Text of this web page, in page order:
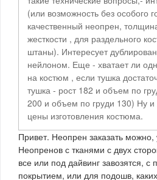
(или возможность без особого
качественный неопрен,
жесткости , для раздельного
штаны). Интересует
нейлоном. Еще - хватает ли
на костюм , если тушка
тушка - рост 182 и объем по
200 и объем по груди 130) Ну
цены изготовления костюма.
Привет. Неопрен заказать
Неопренов с тканями с двух
все или под дайвинг завозятся,
покрытием, или для подошв,